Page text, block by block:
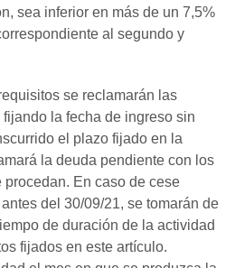
sea inferior en más de un 7,5%
al segundo y
se reclamarán las
la fecha de ingreso sin
el plazo fijado en la
la deuda pendiente con los
procedan. En caso de cese
del 30/09/21, se tomarán de
de duración de la actividad
fijados en este artículo.